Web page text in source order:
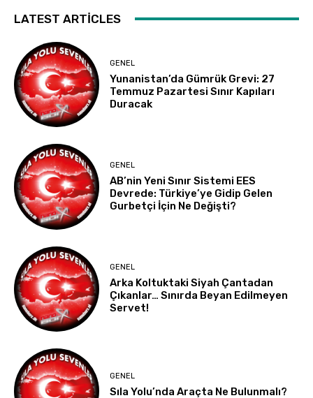
LATEST ARTICLES
GENEL
Yunanistan’da Gümrük Grevi: 27
Temmuz Pazartesi Sınır Kapıları
Duracak
GENEL
AB’nin Yeni Sınır Sistemi EES
Devrede: Türkiye’ye Gidip Gelen
Gurbetçi İçin Ne Değişti?
GENEL
Arka Koltuktaki Siyah Çantadan
Çıkanlar… Sınırda Beyan Edilmeyen
Servet!
GENEL
Sıla Yolu’nda Araçta Ne Bulunmalı?